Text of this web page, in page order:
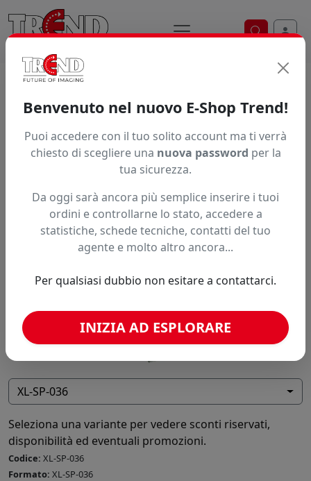
Ricerca
RICAMBI XLAM
XL-SP-036
Seleziona una variante per vedere sconti riservati,
disponibilità ed eventuali promozioni.
Codice: XL-SP-036
Formato: XL-SP-036
Benvenuto nel nuovo E-Shop Trend!
Puoi accedere con il tuo solito account ma ti verrà
chiesto di scegliere una nuova password per la
tua sicurezza.
Da oggi sarà ancora più semplice inserire i tuoi
ordini e controllarne lo stato, accedere a
statistiche, schede tecniche, contatti del tuo
agente e molto altro ancora...
Per qualsiasi dubbio non esitare a contattarci.
INIZIA AD ESPLORARE